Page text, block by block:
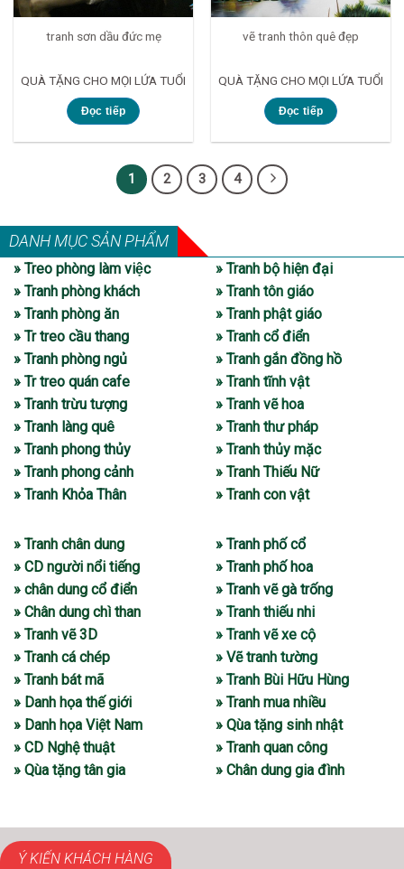
tranh sơn dầu đức mẹ
QUÀ TẶNG CHO MỌI LỨA TUỔI
Đọc tiếp
vẽ tranh thôn quê đẹp
QUÀ TẶNG CHO MỌI LỨA TUỔI
Đọc tiếp
1 2 3 4
DANH MỤC SẢN PHẨM
» Treo phòng làm việc
» Tranh phòng khách
» Tranh phòng ăn
» Tr treo cầu thang
» Tranh phòng ngủ
» Tr treo quán cafe
» Tranh trừu tượng
» Tranh làng quê
» Tranh phong thủy
» Tranh phong cảnh
» Tranh Khỏa Thân
» Tranh bộ hiện đại
» Tranh tôn giáo
» Tranh phật giáo
» Tranh cổ điển
» Tranh gắn đồng hồ
» Tranh tĩnh vật
» Tranh vẽ hoa
» Tranh thư pháp
» Tranh thủy mặc
» Tranh Thiếu Nữ
» Tranh con vật
» Tranh chân dung
» CD người nổi tiếng
» chân dung cổ điển
» Chân dung chì than
» Tranh vẽ 3D
» Tranh cá chép
» Tranh bát mã
» Danh họa thế giới
» Danh họa Việt Nam
» CD Nghệ thuật
» Qùa tặng tân gia
» Tranh phố cổ
» Tranh phố hoa
» Tranh vẽ gà trống
» Tranh thiếu nhi
» Tranh vẽ xe cộ
» Vẽ tranh tường
» Tranh Bùi Hữu Hùng
» Tranh mua nhiều
» Qùa tặng sinh nhật
» Tranh quan công
» Chân dung gia đình
Ý KIẾN KHÁCH HÀNG